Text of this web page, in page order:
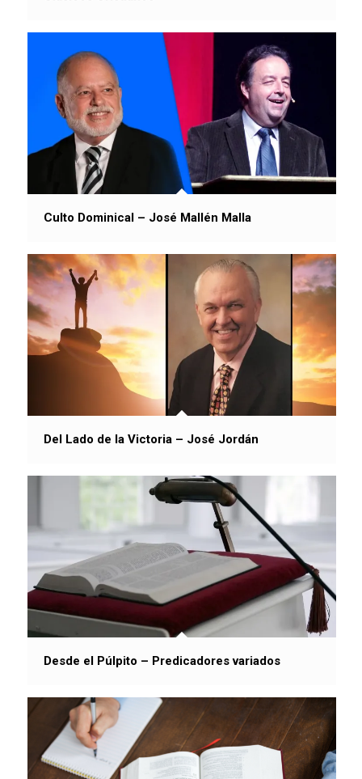
Culto Dominical – José Mallén Malla
Del Lado de la Victoria – José Jordán
Desde el Púlpito – Predicadores variados